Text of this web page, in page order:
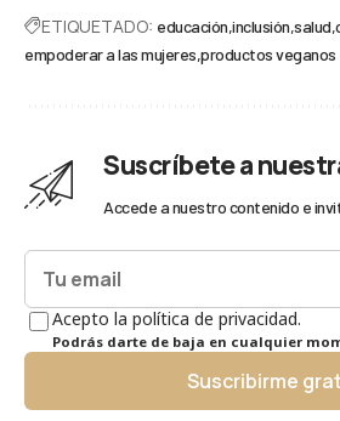
ETIQUETADO: educación inclusión salud
empoderar a las mujeres productos veganos
Suscríbete a
Accede a nuestro contenido e
Acepto la política de privacidad.
Podrás darte de baja en cualquier
Suscribirme